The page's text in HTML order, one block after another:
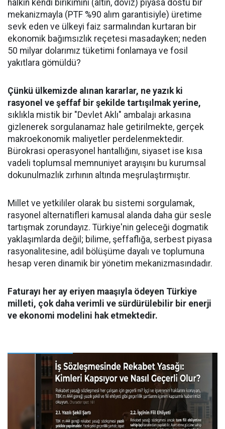
halkın kendi birikimini (altın, döviz) piyasa dostu bir
mekanizmayla (PTF %90 alım garantisiyle) üretime
sevk eden ve ülkeyi faiz sarmalından kurtaran bir
ekonomik bağımsızlık reçetesi masadayken; neden
50 milyar dolarımız tüketimi fonlamaya ve fosil
yakıtlara gömüldü?
Çünkü ülkemizde alınan kararlar, ne yazık ki
rasyonel ve şeffaf bir şekilde tartışılmak yerine,
sıklıkla mistik bir "Devlet Aklı" ambalajı arkasına
gizlenerek sorgulanamaz hale getirilmekte, gerçek
makroekonomik maliyetler perdelenmektedir.
Bürokrasi operasyonel hantallığını, siyaset ise kısa
vadeli toplumsal memnuniyet arayışını bu kurumsal
dokunulmazlık zırhının altında meşrulaştırmıştır.
Millet ve yetkililer olarak bu sistemi sorgulamak,
rasyonel alternatifleri kamusal alanda daha gür sesle
tartışmak zorundayız. Türkiye'nin geleceği dogmatik
yaklaşımlarda değil; bilime, şeffaflığa, serbest piyasa
rasyonalitesine, adil bölüşüme dayalı ve toplumuna
hesap veren dinamik bir yönetim mekanizmasındadır.
Faturayı her ay eriyen maaşıyla ödeyen Türkiye
milleti, çok daha verimli ve sürdürülebilir bir enerji
ve ekonomi modelini hak etmektedir.